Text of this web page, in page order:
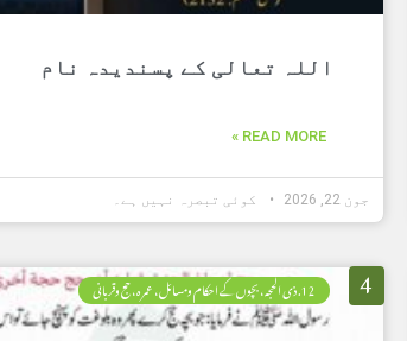
اللہ تعالی کے پسندیدہ نام
READ MORE »
جون 22, 2026 کوئی تبصرہ نہیں ہے۔
4 12. ذی الحجہ، بچوں کے احکام ومسائل، عمرہ، حج وقربانی